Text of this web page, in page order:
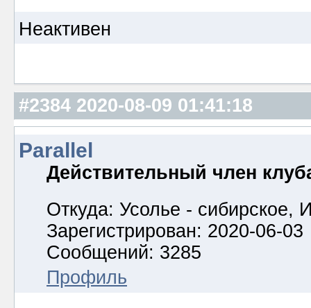
Неактивен
#2384 2020-08-09 01:41:18
Parallel
Действительный член
Откуда: Усолье - сибирское,
Зарегистрирован: 2020-06-03
Сообщений: 3285
Профиль